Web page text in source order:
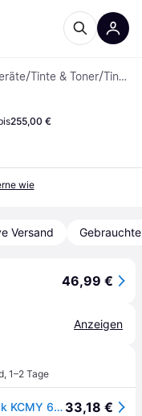
/Tinte & Toner/ Tintenpatronen
255,00 €
wie
Versand
46,99 €
Anzeigen
, 1–2 Tage
4 Epson Tinten C13T10G640 Multipack KCMY 604 33,18 €